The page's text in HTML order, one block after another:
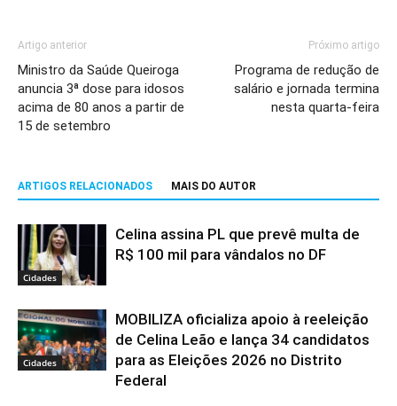
Artigo anterior
Ministro da Saúde Queiroga
anuncia 3ª dose para idosos
acima de 80 anos a partir de
15 de setembro
Próximo artigo
Programa de redução de
salário e jornada termina
nesta quarta-feira
ARTIGOS RELACIONADOS MAIS DO AUTOR
Cidades
Celina assina PL que prevê multa de
R$ 100 mil para vândalos no DF
Cidades
MOBILIZA oficializa apoio à reeleição
de Celina Leão e lança 34 candidatos
para as Eleições 2026 no Distrito
Federal